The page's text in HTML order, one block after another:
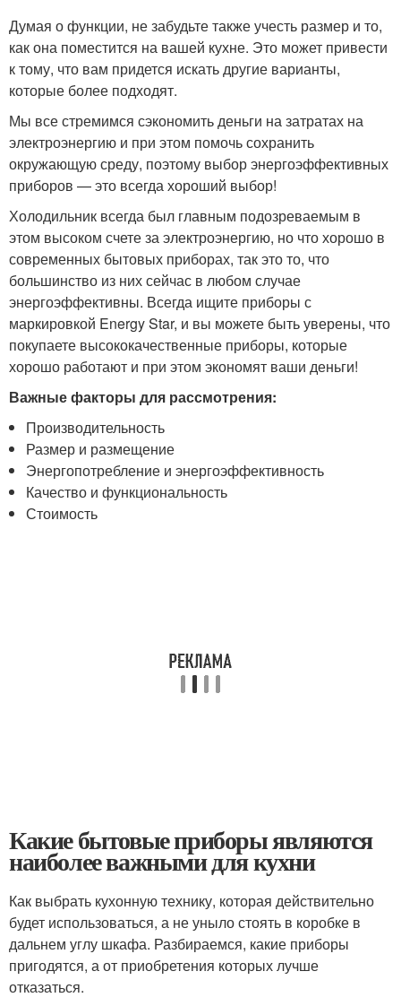
Думая о функции, не забудьте также учесть размер и то,
как она поместится на вашей кухне. Это может привести
к тому, что вам придется искать другие варианты,
которые более подходят.
Мы все стремимся сэкономить деньги на затратах на
электроэнергию и при этом помочь сохранить
окружающую среду, поэтому выбор энергоэффективных
приборов — это всегда хороший выбор!
Холодильник всегда был главным подозреваемым в
этом высоком счете за электроэнергию, но что хорошо в
современных бытовых приборах, так это то, что
большинство из них сейчас в любом случае
энергоэффективны. Всегда ищите приборы с
маркировкой Energy Star, и вы можете быть уверены, что
покупаете высококачественные приборы, которые
хорошо работают и при этом экономят ваши деньги!
Важные факторы для рассмотрения:
Производительность
Размер и размещение
Энергопотребление и энергоэффективность
Качество и функциональность
Стоимость
Какие бытовые приборы являются
наиболее важными для кухни
Как выбрать кухонную технику, которая действительно
будет использоваться, а не уныло стоять в коробке в
дальнем углу шкафа. Разбираемся, какие приборы
пригодятся, а от приобретения которых лучше
отказаться.